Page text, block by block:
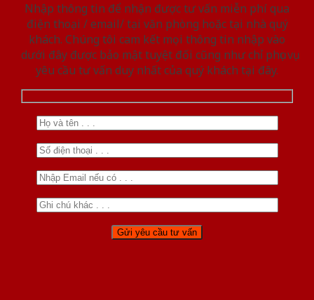
Nhập thông tin để nhận được tư vấn miễn phí qua
điện thoại / email/ tại văn phòng hoặc tại nhà quý
khách. Chúng tôi cam kết mọi thông tin nhập vào
dưới đây được bảo mật tuyệt đối cũng như chỉ phục vụ
yêu cầu tư vấn duy nhất của quý khách tại đây.